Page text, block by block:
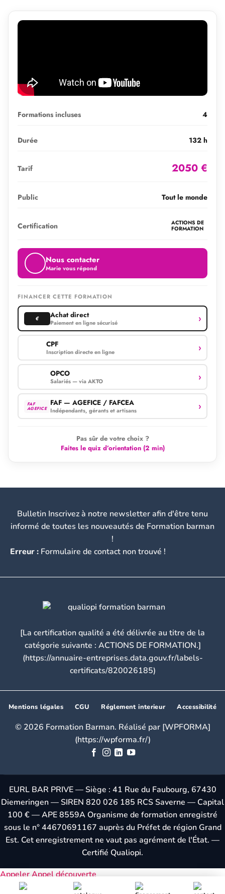
Formations incluses 4
Durée 132 h
Tarif 2050 €
Public Tout le monde
Certification
ACTIONS DE
FORMATION
Nous contacter
Marie vous répond
FINANCER CETTE FORMATION
€ Achat direct
Paiement en ligne sécurisé ›
CPF
Inscription directe en ligne ›
OPCO
Salariés — via AKTO ›
FAF
AGEFICE
FAF — AGEFICE / FAFCEA
Indépendants, gérants et artisans ›
Pas sûr de votre choix ?
Faites le quiz d’orientation (2 min)
Bulletin Inscrivez à notre newsletter afin d'être tenu
informé de toutes les nouveautés de Formation barman
!
Erreur : Formulaire de contact non trouvé !
[La certification qualité a été délivrée au titre de la
catégorie suivante : ACTIONS DE FORMATION.]
(https://annuaire-entreprises.data.gouv.fr/labels-
certificats/820026185)
Mentions légales CGU Réglement interieur Accessibilité
© 2026 Formation Barman. Réalisé par [WPFORMA]
(https://wpforma.fr/)
EURL BAR PRIVE — Siège : 41 Rue du Faubourg, 67430
Diemeringen — SIREN 820 026 185 RCS Saverne — Capital
100 € — APE 8559A Organisme de formation enregistré
sous le n° 44670691167 auprès du Préfet de région Grand
Est. Cet enregistrement ne vaut pas agrément de l'État. —
Certifié Qualiopi.
AppelerAppel découverte